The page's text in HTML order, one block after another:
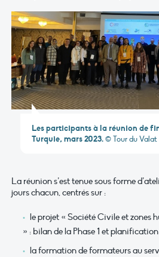
Les participants à la réunion de
Turquie, mars 2023.© Tour du Valat
La réunion s’est tenue sous forme
jours chacun, centrés sur :
le projet « Société Civile et zones
» : bilan de la Phase 1 et planification
la formation de formateurs au